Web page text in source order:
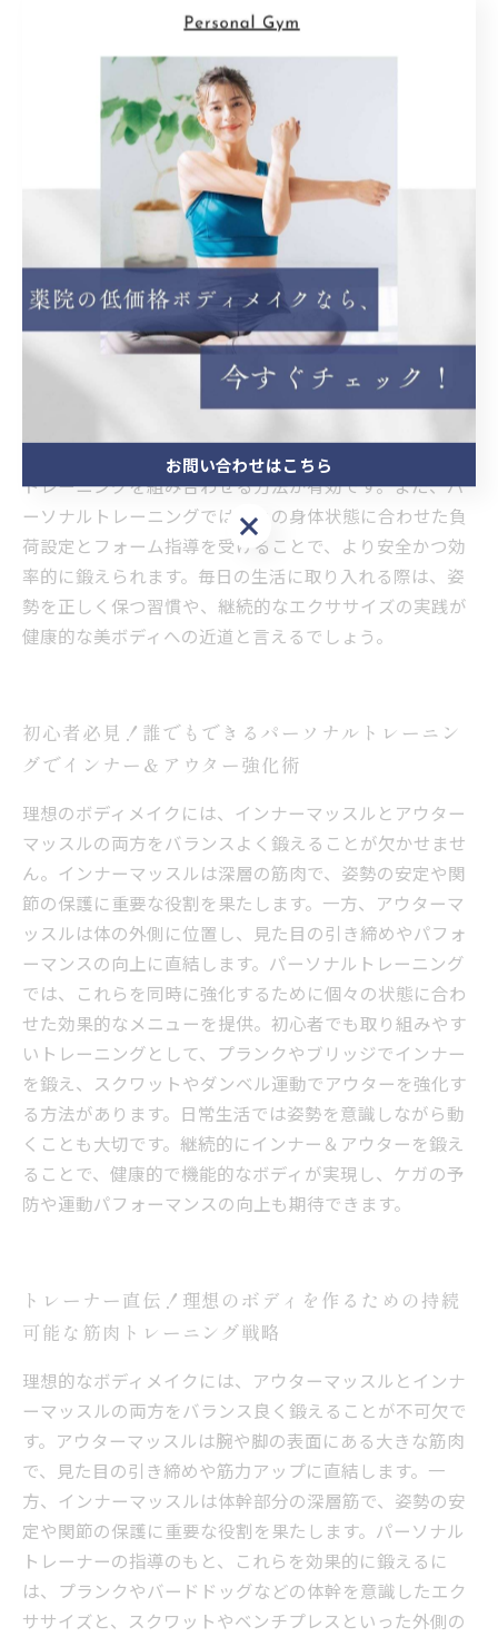
理想のボディメイク完結編：インナーとアウター
鍛錬で健康的な美ボディを手に入れる
理想のボディメイクを追求するには、外側の筋肉である
アウターマッスルだけでなく、深層にあるインナーマッ
スルも同時に鍛えることが不可欠です。インナーマッス
ルは、体幹を安定させる役割があり、正しい姿勢維持や
関節の負担軽減に大きく貢献します。一方で、アウター
マッスルは筋肉の形状や外観を整えるだけでなく、日常
動作やスポーツパフォーマンスの向上に直結していま
す。効果的なトレーニングとしては、プランクやデッド
え、スクワットやベンチプレスなどの複合的なアウター
トレーニングを組み合わせる方法が有効です。また、パ
ーソナルトレーニングでは個々の身体状態に合わせた負
荷設定とフォーム指導を受けることで、より安全かつ効
率的に鍛えられます。毎日の生活に取り入れる際は、姿
勢を正しく保つ習慣や、継続的なエクササイズの実践が
健康的な美ボディへの近道と言えるでしょう。
初心者必見！誰でもできるパーソナルトレーニン
グでインナー＆アウター強化術
理想のボディメイクには、インナーマッスルとアウター
マッスルの両方をバランスよく鍛えることが欠かせませ
ん。インナーマッスルは深層の筋肉で、姿勢の安定や関
節の保護に重要な役割を果たします。一方、アウターマ
ッスルは体の外側に位置し、見た目の引き締めやパフォ
ーマンスの向上に直結します。パーソナルトレーニング
では、これらを同時に強化するために個々の状態に合わ
せた効果的なメニューを提供。初心者でも取り組みやす
いトレーニングとして、プランクやブリッジでインナー
を鍛え、スクワットやダンベル運動でアウターを強化す
る方法があります。日常生活では姿勢を意識しながら動
くことも大切です。継続的にインナー＆アウターを鍛え
ることで、健康的で機能的なボディが実現し、ケガの予
防や運動パフォーマンスの向上も期待できます。
トレーナー直伝！理想のボディを作るための持続
可能な筋肉トレーニング戦略
理想的なボディメイクには、アウターマッスルとインナ
ーマッスルの両方をバランス良く鍛えることが不可欠で
す。アウターマッスルは腕や脚の表面にある大きな筋肉
で、見た目の引き締めや筋力アップに直結します。一
方、インナーマッスルは体幹部分の深層筋で、姿勢の安
定や関節の保護に重要な役割を果たします。パーソナル
トレーナーの指導のもと、これらを効果的に鍛えるに
は、プランクやバードドッグなどの体幹を意識したエク
ササイズと、スクワットやベンチプレスといった外側の
お問い合わせはこちら
お問い合わせはこちら